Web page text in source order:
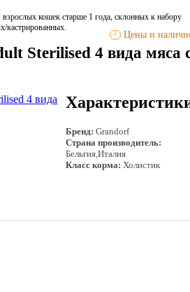
кошек старше 1 года, склонных к набору
кастрированных.
! Цены и
Sterilised 4 вида мяса
Бренд: Grandorf
Страна производитель:
Бельгия,Италия
Класс корма: Холистик